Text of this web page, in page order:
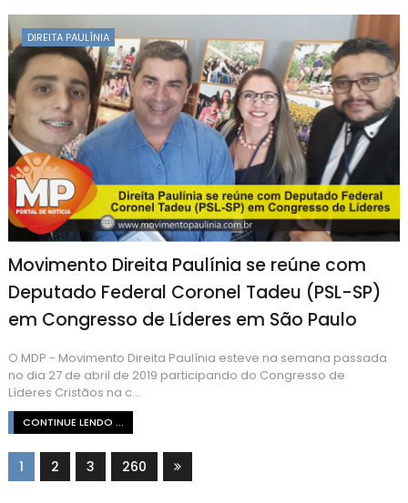
DIREITA PAULÍNIA
Movimento Direita Paulínia se reúne com
Deputado Federal Coronel Tadeu (PSL-SP)
em Congresso de Líderes em São Paulo
O MDP - Movimento Direita Paulínia esteve na semana passada
no dia 27 de abril de 2019 participando do Congresso de
Líderes Cristãos na c...
CONTINUE LENDO ...
1 2 3 260